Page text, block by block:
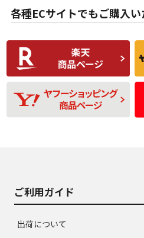
な中古品
C
比較的きれいな中古
品
D
使用感や目立つ傷が
あり、一般的な中古
品
各種ECサイトでもご購入い
ご利用ガイド
出荷について